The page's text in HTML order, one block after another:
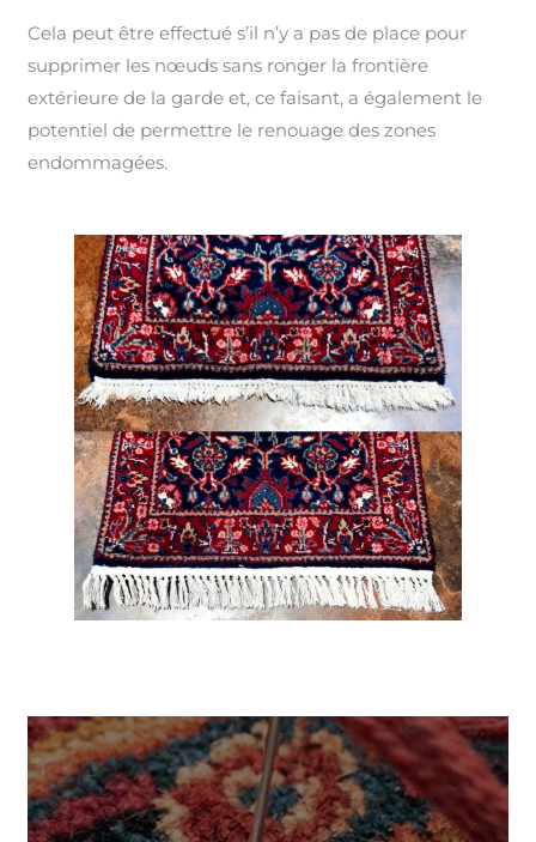
Cela peut être effectué s’il n’y a pas de place pour
supprimer les nœuds sans ronger la frontière
extérieure de la garde et, ce faisant, a également le
potentiel de permettre le renouage des zones
endommagées.